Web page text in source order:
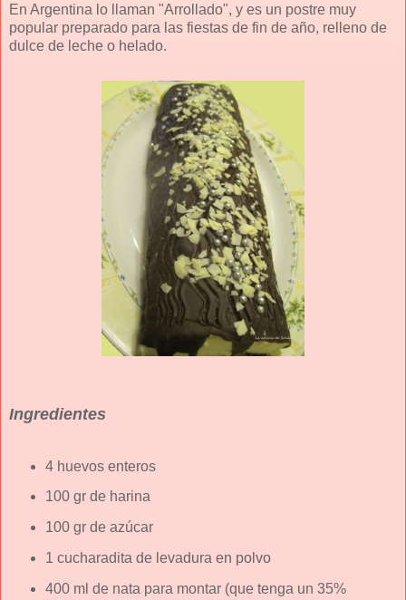
En Argentina lo llaman "Arrollado", y es un postre muy
popular preparado para las fiestas de fin de año, relleno de
dulce de leche o helado.
Ingredientes
4 huevos enteros
100 gr de harina
100 gr de azúcar
1 cucharadita de levadura en polvo
400 ml de nata para montar (que tenga un 35%